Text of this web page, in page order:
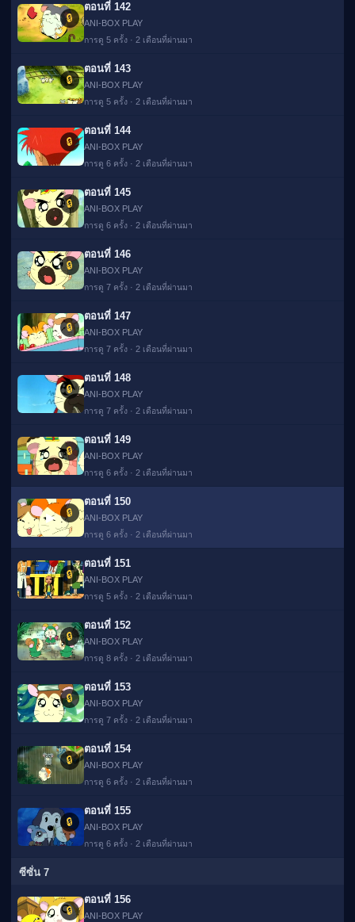
🔒
ตอนที่ 142
ANI-BOX PLAY
การดู 5 ครั้ง · 2 เดือนที่ผ่านมา
🔒
ตอนที่ 143
ANI-BOX PLAY
การดู 5 ครั้ง · 2 เดือนที่ผ่านมา
🔒
ตอนที่ 144
ANI-BOX PLAY
การดู 6 ครั้ง · 2 เดือนที่ผ่านมา
🔒
ตอนที่ 145
ANI-BOX PLAY
การดู 6 ครั้ง · 2 เดือนที่ผ่านมา
🔒
ตอนที่ 146
ANI-BOX PLAY
การดู 7 ครั้ง · 2 เดือนที่ผ่านมา
🔒
ตอนที่ 147
ANI-BOX PLAY
การดู 7 ครั้ง · 2 เดือนที่ผ่านมา
🔒
ตอนที่ 148
ANI-BOX PLAY
การดู 7 ครั้ง · 2 เดือนที่ผ่านมา
🔒
ตอนที่ 149
ANI-BOX PLAY
การดู 6 ครั้ง · 2 เดือนที่ผ่านมา
▶ 🔒
ตอนที่ 150
ANI-BOX PLAY
การดู 6 ครั้ง · 2 เดือนที่ผ่านมา
🔒
ตอนที่ 151
ANI-BOX PLAY
การดู 5 ครั้ง · 2 เดือนที่ผ่านมา
🔒
ตอนที่ 152
ANI-BOX PLAY
การดู 8 ครั้ง · 2 เดือนที่ผ่านมา
🔒
ตอนที่ 153
ANI-BOX PLAY
การดู 7 ครั้ง · 2 เดือนที่ผ่านมา
🔒
ตอนที่ 154
ANI-BOX PLAY
การดู 6 ครั้ง · 2 เดือนที่ผ่านมา
🔒
ตอนที่ 155
ANI-BOX PLAY
การดู 6 ครั้ง · 2 เดือนที่ผ่านมา
ซีซั่น 7
🔒
ตอนที่ 156
ANI-BOX PLAY